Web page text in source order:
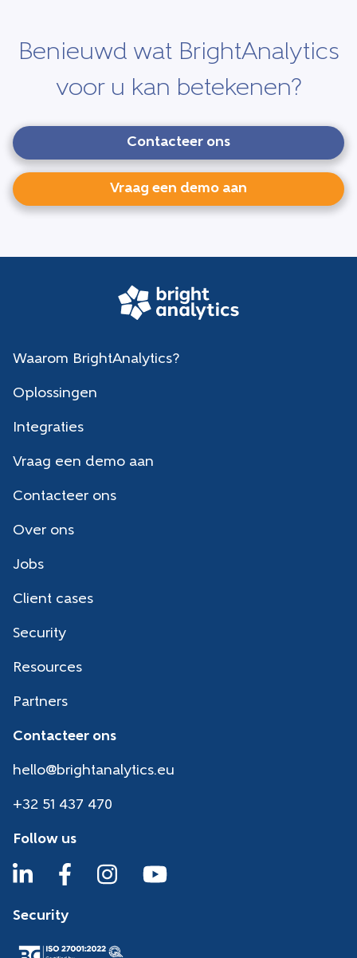
Benieuwd wat BrightAnalytics
voor u kan betekenen?
Contacteer ons
Vraag een demo aan
Waarom BrightAnalytics?
Oplossingen
Integraties
Vraag een demo aan
Contacteer ons
Over ons
Jobs
Client cases
Security
Resources
Partners
Contacteer ons
hello@brightanalytics.eu
+32 51 437 470
Follow us
Security